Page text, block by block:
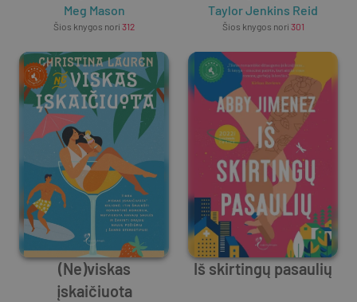
Meg Mason
Šios knygos nori 312
Taylor Jenkins Reid
Šios knygos nori 301
(Ne)viskas
įskaičiuota
Iš skirtingų pasaulių